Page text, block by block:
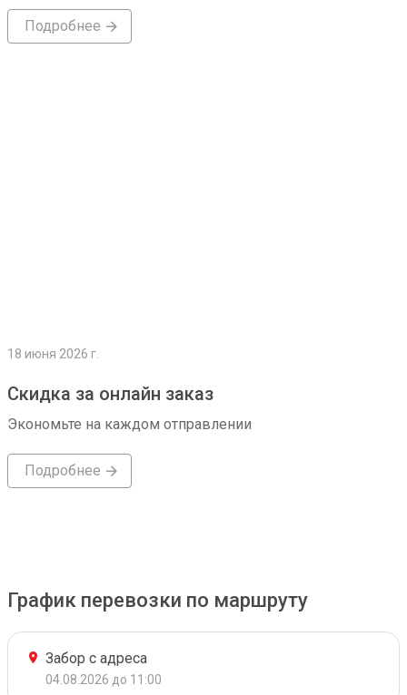
Подробнее
18 июня 2026 г.
Скидка за онлайн заказ
Экономьте на каждом отправлении
Подробнее
График перевозки по маршруту
Забор с адреса
04.08.2026 до 11:00